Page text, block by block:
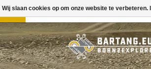
Toggle
navigation
Wij slaan cookies op om onze website te verbeteren.